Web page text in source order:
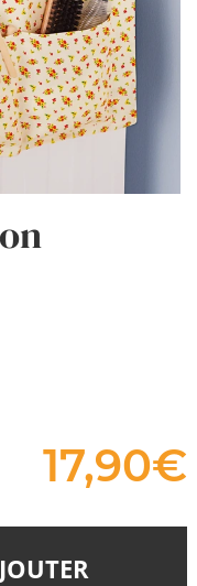
17,90€